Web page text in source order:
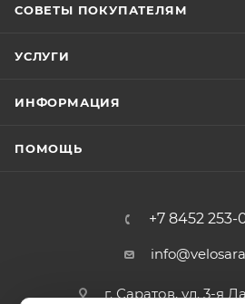
СОВЕТЫ ПОКУПАТЕЛЯМ
УСЛУГИ
ИНФОРМАЦИЯ
ПОМОЩЬ
+7 8452 253-
г. Саратов, ул. 3-я